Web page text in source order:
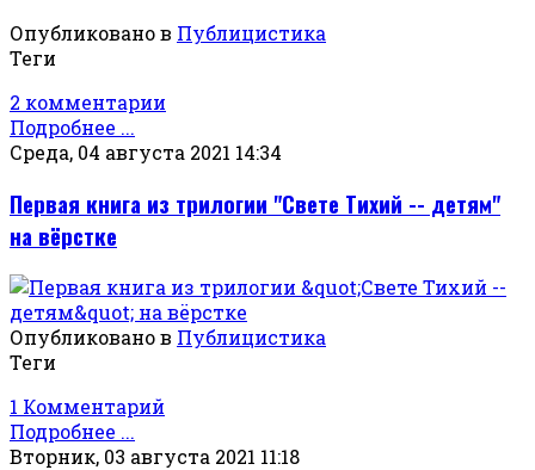
Опубликовано в Публицистика
Теги
2 комментарии
Подробнее ...
Среда, 04 августа 2021 14:34
Первая книга из трилогии "Свете Тихий -- детям"
на вёрстке
Опубликовано в Публицистика
Теги
1 Комментарий
Подробнее ...
Вторник, 03 августа 2021 11:18